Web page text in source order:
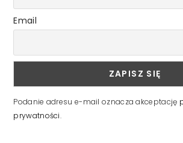
Email
Podanie adresu e-mail oznacza akceptację
prywatności.